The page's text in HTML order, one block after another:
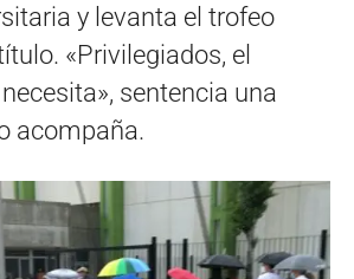
y levanta el trofeo
«Privilegiados, el
sentencia una
acompaña.